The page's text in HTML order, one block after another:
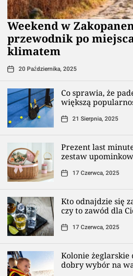
Weekend w
przewodnik po
klimatem
20 Października, 2025
Co sprawia, że
większą
21 Sierpnia, 2025
Prezent last
zestaw
17 Czerwca, 2025
Kto odnajdzie się
czy to zawód dla
17 Czerwca, 2025
Kolonie żeglarskie
dobry wybór na